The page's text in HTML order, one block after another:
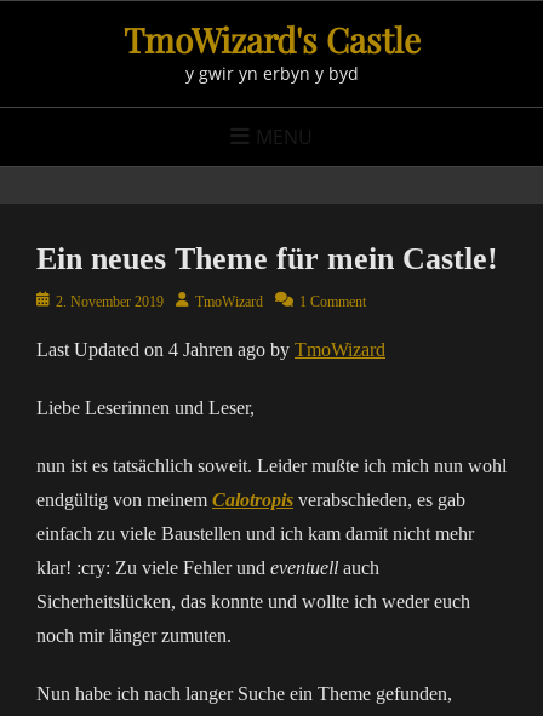
TmoWizard's Castle
y gwir yn erbyn y byd
MENU
Ein neues Theme für mein Castle!
Posted2. November 2019 AuthorTmoWizard 1 Comment
Last Updated on 4 Jahren ago by TmoWizard
Liebe Leserinnen und Leser,
nun ist es tatsächlich soweit. Leider mußte ich mich nun wohl
endgültig von meinem Calotropis verabschieden, es gab
einfach zu viele Baustellen und ich kam damit nicht mehr
klar! :cry: Zu viele Fehler und eventuell auch
Sicherheitslücken, das konnte und wollte ich weder euch
noch mir länger zumuten.
Nun habe ich nach langer Suche ein Theme gefunden,